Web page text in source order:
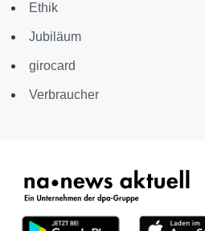
Ethik
Jubiläum
girocard
Verbraucher